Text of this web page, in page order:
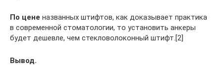
По цене названных штифтов, как доказывает практика
в современной стоматологии, то установить анкеры
будет дешевле, чем стекловолоконный штифт.[2]
Вывод.